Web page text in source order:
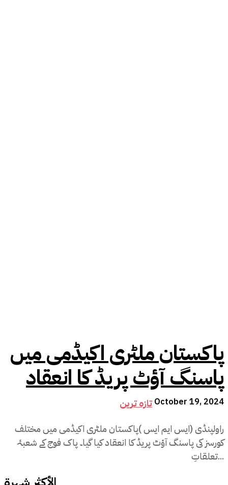
پاکستان ملٹری اکیڈمی میں
پاسنگ آؤٹ پریڈ کا انعقاد
تازہ ترین October 19, 2024
راولپنڈی (ایس ایم ایس )پاکستان ملٹری اکیڈمی میں مختلف
کورسز کی پاسنگ آؤٹ پریڈ کا انعقاد کیا گیا۔ پاک فوج کے شعبۂ
تعلقاتِ...